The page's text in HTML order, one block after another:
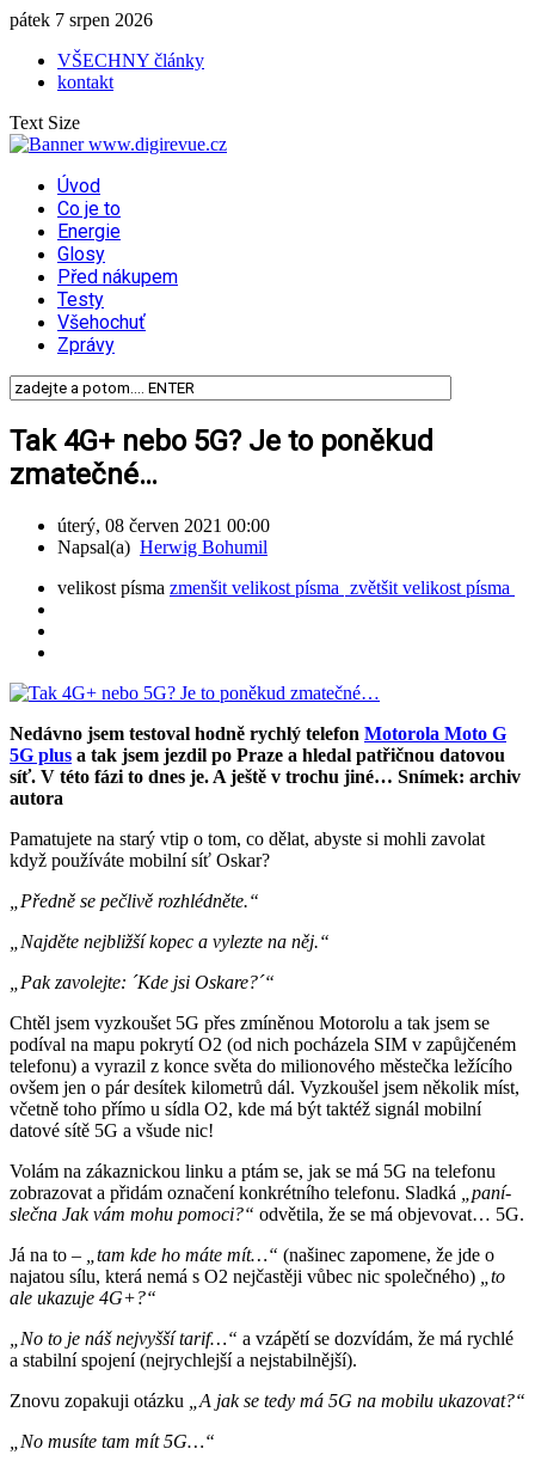
pátek 7 srpen 2026
VŠECHNY články
kontakt
Text Size
Úvod
Co je to
Energie
Glosy
Před nákupem
Testy
Všehochuť
Zprávy
Tak 4G+ nebo 5G? Je to poněkud
zmatečné…
úterý, 08 červen 2021 00:00
Napsal(a) Herwig Bohumil
velikost písma zmenšit velikost písma zvětšit velikost písma
Nedávno jsem testoval hodně rychlý telefon Motorola Moto G
5G plus a tak jsem jezdil po Praze a hledal patřičnou datovou
síť. V této fázi to dnes je. A ještě v trochu jiné… Snímek: archiv
autora
Pamatujete na starý vtip o tom, co dělat, abyste si mohli zavolat
když používáte mobilní síť Oskar?
„Předně se pečlivě rozhlédněte.“
„Najděte nejbližší kopec a vylezte na něj.“
„Pak zavolejte: ´Kde jsi Oskare?´“
Chtěl jsem vyzkoušet 5G přes zmíněnou Motorolu a tak jsem se
podíval na mapu pokrytí O2 (od nich pocházela SIM v zapůjčeném
telefonu) a vyrazil z konce světa do milionového městečka ležícího
ovšem jen o pár desítek kilometrů dál. Vyzkoušel jsem několik míst,
včetně toho přímo u sídla O2, kde má být taktéž signál mobilní
datové sítě 5G a všude nic!
Volám na zákaznickou linku a ptám se, jak se má 5G na telefonu
zobrazovat a přidám označení konkrétního telefonu. Sladká
„paní-
slečna Jak vám mohu pomoci?“ odvětila, že se má objevovat… 5G.
Já na to –
„tam kde ho máte mít…“ (našinec zapomene, že jde o
najatou sílu, která nemá s O2 nejčastěji vůbec nic společného)
„to
ale ukazuje 4G+?“
„No to je náš nejvyšší tarif…“ a vzápětí se dozvídám, že má rychlé
a stabilní spojení (nejrychlejší a nejstabilnější).
Znovu zopakuji otázku
„A jak se tedy má 5G na mobilu ukazovat?“
„No musíte tam mít 5G…“